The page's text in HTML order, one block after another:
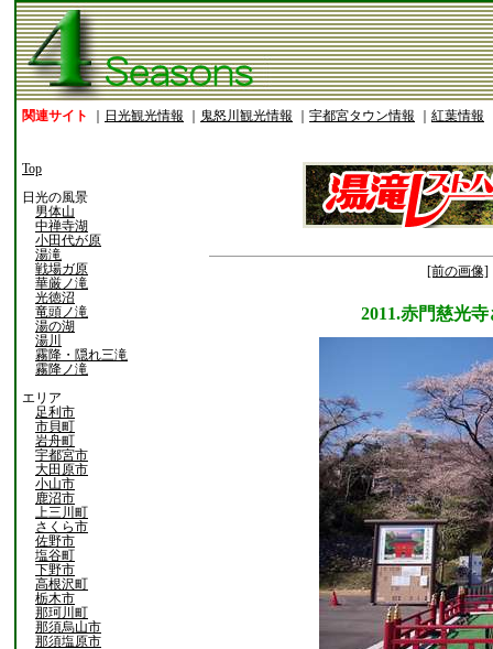
関連サイト 日光観光情報 鬼怒川観光情報 宇都宮タウン情報 紅葉情報
Top
日光の風景
男体山
中禅寺湖
小田代が原
湯滝
戦場ガ原
華厳ノ滝
光徳沼
竜頭ノ滝
湯の湖
湯川
霧降・隠れ三滝
霧降ノ滝
エリア
足利市
市貝町
岩舟町
宇都宮市
大田原市
小山市
鹿沼市
上三川町
さくら市
佐野市
塩谷町
下野市
高根沢町
栃木市
那珂川町
那須烏山市
那須塩原市
[前の画像]
2011.赤門慈光